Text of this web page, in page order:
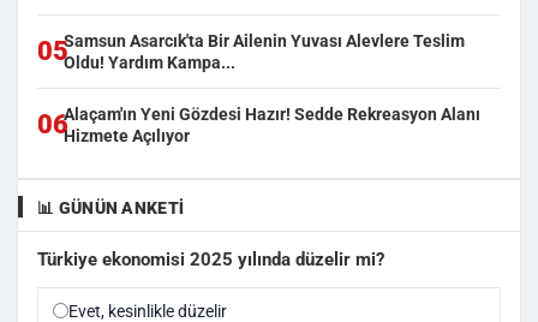
05Samsun Asarcık'ta Bir Ailenin Yuvası Alevlere Teslim
Oldu! Yardım Kampa...
06Alaçam'ın Yeni Gözdesi Hazır! Sedde Rekreasyon Alanı
Hizmete Açılıyor
📊 GÜNÜN ANKETI
Türkiye ekonomisi 2025 yılında düzelir mi?
Evet, kesinlikle düzelir